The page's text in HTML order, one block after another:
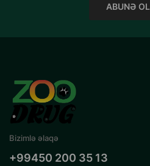
ABUNƏ OL
Bizimlə əlaqə
+99450 200 35 13